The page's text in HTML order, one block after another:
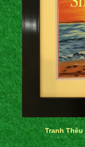
Tranh Thêu